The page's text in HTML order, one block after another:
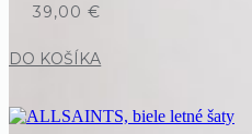
39,00 €
DO KOŠÍKA